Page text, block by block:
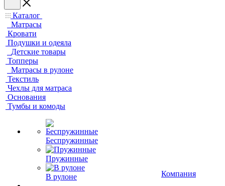
Каталог
Матрасы
Кровати
Подушки и одеяла
Детские товары
Топперы
Матрасы в рулоне
Текстиль
Чехлы для матраса
Основания
Тумбы и комоды
Беспружинные
Пружинные
В рулоне
Компания